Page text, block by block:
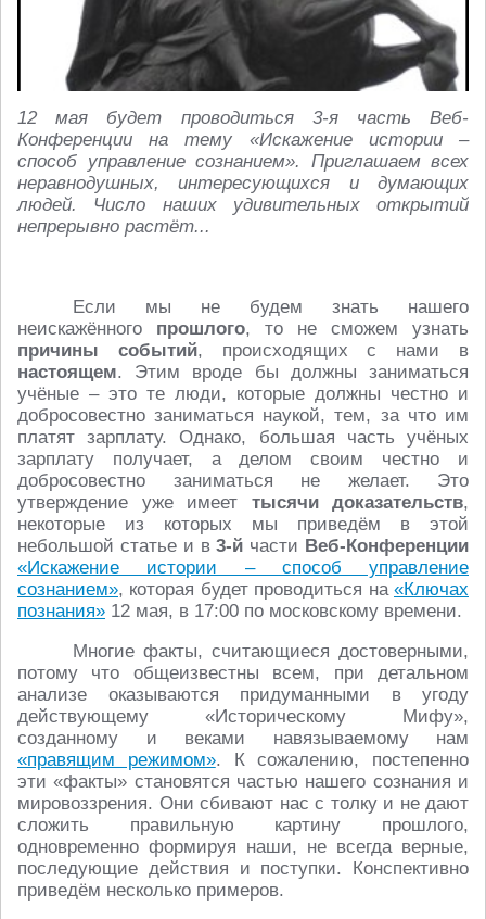
12 мая будет проводиться 3-я часть Веб-
Конференции на тему «Искажение истории –
способ управление сознанием». Приглашаем всех
неравнодушных, интересующихся и думающих
людей. Число наших удивительных открытий
непрерывно растёт...
Если мы не будем знать нашего
неискажённого прошлого, то не сможем узнать
причины событий, происходящих с нами в
настоящем. Этим вроде бы должны заниматься
учёные – это те люди, которые должны честно и
добросовестно заниматься наукой, тем, за что им
платят зарплату. Однако, большая часть учёных
зарплату получает, а делом своим честно и
добросовестно заниматься не желает. Это
утверждение уже имеет тысячи доказательств,
некоторые из которых мы приведём в этой
небольшой статье и в3-й части Веб-Конференции
«Искажение истории – способ управление
сознанием», которая будет проводиться на «Ключах
познания» 12 мая, в 17:00 по московскому времени.
Многие факты, считающиеся достоверными,
потому что общеизвестны всем, при детальном
анализе оказываются придуманными в угоду
действующему «Историческому Мифу»,
созданному и веками навязываемому нам
«правящим режимом». К сожалению, постепенно
эти «факты» становятся частью нашего сознания и
мировоззрения. Они сбивают нас с толку и не дают
сложить правильную картину прошлого,
одновременно формируя наши, не всегда верные,
последующие действия и поступки. Конспективно
приведём несколько примеров.